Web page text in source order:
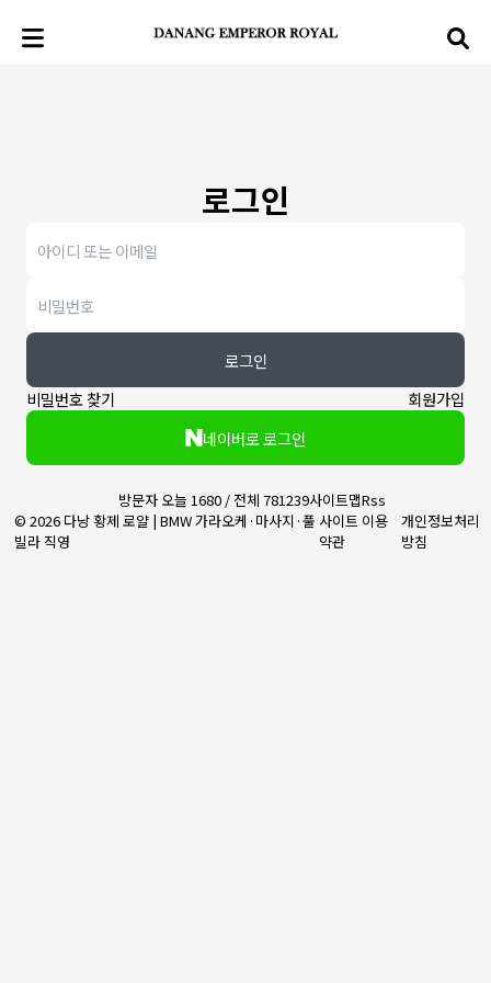
로그인
로그인
비밀번호 찾기
회원가입
네이버로 로그인
방문자 오늘 1680 / 전체 781239사이트맵Rss
© 2026 다낭 황제 로얄 | BMW 가라오케·마사지·풀
빌라 직영
사이트 이용
약관
개인정보처리
방침